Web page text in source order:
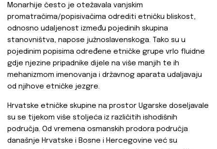
Monarhije često je otežavala vanjskim
promatračima/popisivačima odrediti etničku bliskost,
odnosno udaljenost između pojedinih skupina
stanovništva, napose južnoslavenskoga. Tako su u
pojedinim popisima određene etničke grupe vrlo fluidne
gdje njezine pripadnike dijele na više manjih te ih
mehanizmom imenovanja i državnog aparata udaljavaju
od njihove etničke jezgre.
Hrvatske etničke skupine na prostor Ugarske doseljavale
su se tijekom više stoljeća iz različitih ishodišnih
područja. Od vremena osmanskih prodora područja
današnje Hrvatske i Bosne i Hercegovine već su